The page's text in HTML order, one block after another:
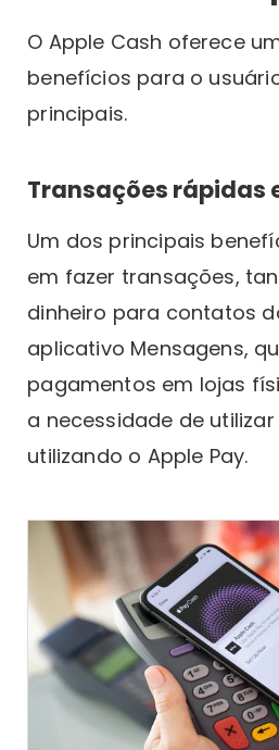
O Apple Cash oferece
benefícios para o
principais.
Transações rápidas
Um dos principais
em fazer transações,
dinheiro para contatos
aplicativo Mensagens,
pagamentos em lojas
a necessidade de
utilizando o Apple Pay.